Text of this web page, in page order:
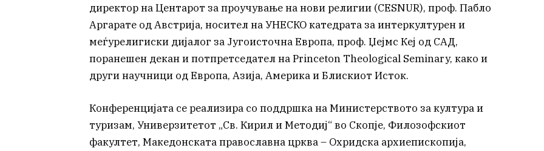
директор на Центарот за проучување на нови религии (CESNUR), проф. Пабло
Аргарате од Австрија, носител на УНЕСКО катедрата за интеркултурен и
меѓурелигиски дијалог за Југоисточна Европа, проф. Џејмс Кеј од САД,
поранешен декан и потпретседател на Princeton Theological Seminary, како и
други научници од Европа, Азија, Америка и Блискиот Исток.
Конференцијата се реализира со поддршка на Министерството за култура и
туризам, Универзитетот „Св. Кирил и Методиј“ во Скопје, Филозофскиот
факултет, Македонската православна црква – Охридска архиепископија,